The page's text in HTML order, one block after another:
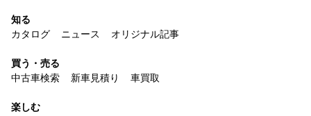
知る
カタログ
ニュース オリジナル記事
買う・売る
中古車検索
新車見積り 車買取
楽しむ